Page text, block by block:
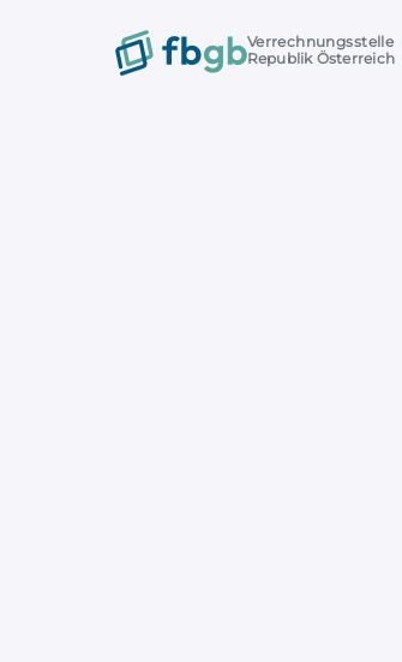
Verrechnungsstelle
Republik Österreich